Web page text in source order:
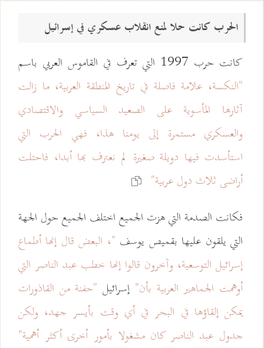
الحرب كانت حلا لمنع انقلاب عسكري في إسرائيل
كانت حرب 1997 التي تعرف في القاموس العربي باسم
"النكسة، علامة فاصلة في تاريخ المنطقة العربية، ما زالت
آثارها المأسوية على الصعيد السياسي والاقتصادي
والعسكري مستمرة إلى يومنا هذا، فهي الحرب التي
استأسدت فيها دويلة صغيرة لم نعترف بها أبدا، فاحتلت
أراضى ثلاث دول عربية"
فكانت الصدمة التي هزت الجميع اختلف الجميع حول الجهة
التي يلقون عليها بقميص يوسف "، البعض قال إنها أطماع
إسرائيل التوسعية، وآخرون قالوا إنها خطب عبد الناصر التي
أوهمت الجماهير العربية بأن" إسرائيل "حفنة من القاذورات
يمكن إلقاؤها في البحر في أي وقت بأيسر جهد، ولكن
جدول عبد الناصر كان مشغولا بأمور أخرى أكثر أهمية"